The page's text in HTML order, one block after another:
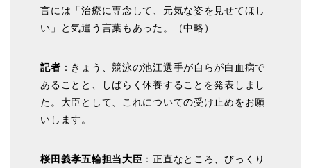
言には「治療に専念して、元気な姿を見せてほし
い」と気遣う言葉もあった。（中略）
記者 ：きょう、競泳の池江選手が自らが白血病で
あることと、しばらく休養することを発表しまし
た。大臣として、これについての受け止めをお願
いします。
桜田義孝五輪担当大臣 ：正直なところ、びっくり